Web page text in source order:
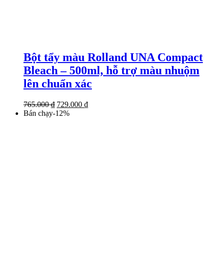
Bột tẩy màu Rolland UNA Compact
Bleach – 500ml, hỗ trợ màu nhuộm
lên chuẩn xác
765.000₫ Giá
gốc
729.000 ₫Giá
Bán chạy-12%